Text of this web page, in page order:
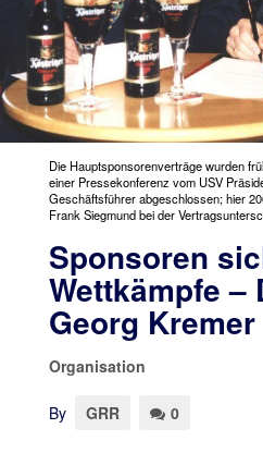
Die Hauptsponsorenverträge wurden
einer Pressekonferenz vom USV
Geschäftsführer abgeschlossen; hier
Frank Siegmund bei der
Sponsoren
Wettkämpfe –
Georg Kremer
Organisation
By GRR 0